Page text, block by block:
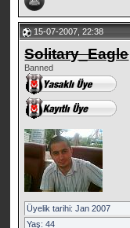
15-07-2007, 22:38
Solitary_Eagle
Banned
Üyelik tarihi: Jan 2007
Yaş: 44